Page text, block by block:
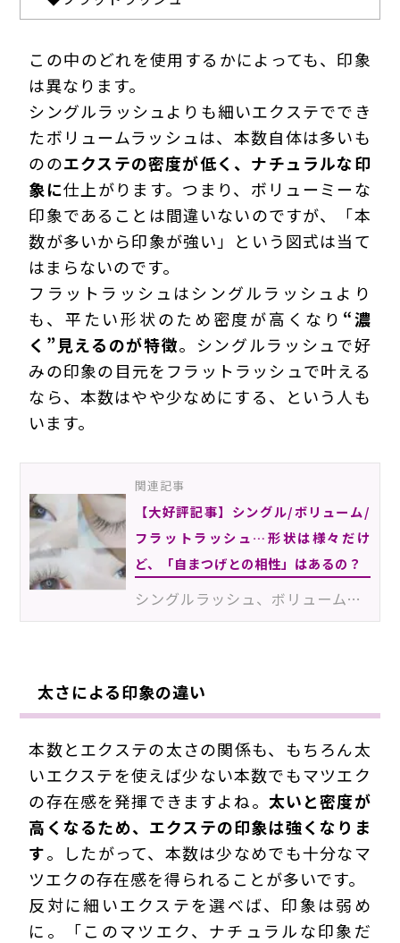
この中のどれを使用するかによっても、印象
は異なります。
シングルラッシュよりも細いエクステででき
たボリュームラッシュは、本数自体は多いも
ののエクステの密度が低く、ナチュラルな印
象に仕上がります。つまり、ボリューミーな
印象であることは間違いないのですが、「本
数が多いから印象が強い」という図式は当て
はまらないのです。
フラットラッシュはシングルラッシュより
も、平たい形状のため密度が高くなり “濃
く”見えるのが特徴。シングルラッシュで好
みの印象の目元をフラットラッシュで叶える
なら、本数はやや少なめにする、という人も
います。
関連記事
【大好評記事】シングル/ボリューム/
フラットラッシュ…形状は様々だけ
ど、「自まつげとの相性」はあるの？
シングルラッシュ、ボリュームラッシュ、フラットラッシュなど、さまざまな種類のあるエクステ。それぞれ…
太さによる印象の違い
本数とエクステの太さの関係も、もちろん太
いエクステを使えば少ない本数でもマツエク
の存在感を発揮できますよね。 太いと密度が
高くなるため、エクステの印象は強くなりま
す。したがって、本数は少なめでも十分なマ
ツエクの存在感を得られることが多いです。
反対に細いエクステを選べば、印象は弱め
に。「このマツエク、ナチュラルな印象だ